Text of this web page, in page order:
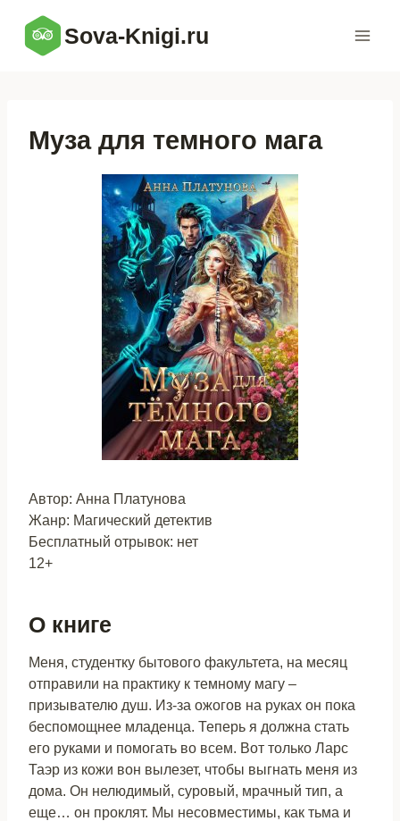
содержимому
Sova-Knigi.ru
Муза для темного мага
Автор: Анна Платунова
Жанр: Магический детектив
Бесплатный отрывок: нет
12+
О книге
Меня, студентку бытового факультета, на месяц
отправили на практику к темному магу –
призывателю душ. Из-за ожогов на руках он пока
беспомощнее младенца. Теперь я должна стать
его руками и помогать во всем. Вот только Ларс
Таэр из кожи вон вылезет, чтобы выгнать меня из
дома. Он нелюдимый, суровый, мрачный тип, а
еще… он проклят. Мы несовместимы, как тьма и